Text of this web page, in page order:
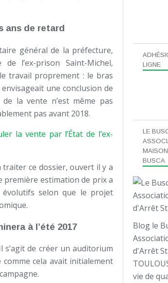
ans de retard
général de la préfecture,
l’ex-prison Saint-Michel,
travail proprement : le bras
une conclusion de
la vente n’est même pas
pas avant 2018.
la vente par l’État de l’ex-
traiter ce dossier, ouvert il y a
première estimation de prix a
selon que le projet
à l’été 2017
s’agit de créer un auditorium
cela avait initialement
LE
BUSCA
Blog le
d'Arrêt
vie de
LIGNE